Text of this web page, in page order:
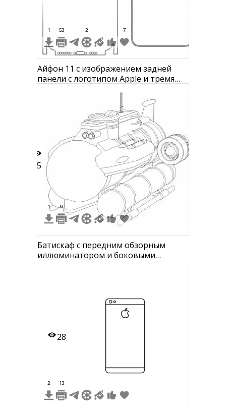
1 53 2 7
Айфон 11 с изображением задней
панели с логотипом Apple и тремя
15
1 9
Батискаф с передним обзорным
иллюминатором и боковыми
28
2 13